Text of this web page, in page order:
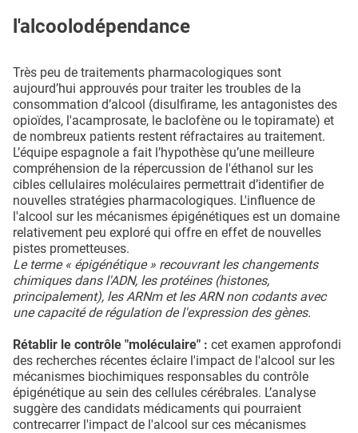
l'alcoolodépendance
Très peu de traitements pharmacologiques sont
aujourd’hui approuvés pour traiter les troubles de la
consommation d’alcool (disulfirame, les antagonistes des
opioïdes, l'acamprosate, le baclofène ou le topiramate) et
de nombreux patients restent réfractaires au traitement.
L’équipe espagnole a fait l’hypothèse qu’une meilleure
compréhension de la répercussion de l'éthanol sur les
cibles cellulaires moléculaires permettrait d’identifier de
nouvelles stratégies pharmacologiques. L'influence de
l'alcool sur les mécanismes épigénétiques est un domaine
relativement peu exploré qui offre en effet de nouvelles
pistes prometteuses.
Le terme « épigénétique » recouvrant les changements
chimiques dans l'ADN, les protéines (histones,
principalement), les ARNm et les ARN non codants avec
une capacité de régulation de l'expression des gènes.
Rétablir le contrôle "moléculaire" : cet examen approfondi
des recherches récentes éclaire l'impact de l'alcool sur les
mécanismes biochimiques responsables du contrôle
épigénétique au sein des cellules cérébrales. L’analyse
suggère des candidats médicaments qui pourraient
contrecarrer l'impact de l'alcool sur ces mécanismes